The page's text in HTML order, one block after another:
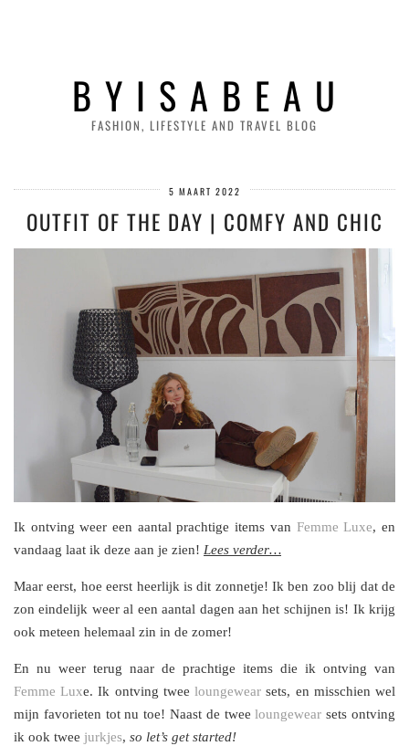
B Y I S A B E A U
FASHION, LIFESTYLE AND TRAVEL BLOG
5 MAART 2022
OUTFIT OF THE DAY | COMFY AND CHIC
Ik ontving weer een aantal prachtige items van Femme Luxe, en
vandaag laat ik deze aan je zien! Lees verder…
Maar eerst, hoe eerst heerlijk is dit zonnetje! Ik ben zoo blij dat de
zon eindelijk weer al een aantal dagen aan het schijnen is! Ik krijg
ook meteen helemaal zin in de zomer!
En nu weer terug naar de prachtige items die ik ontving van
Femme Luxe. Ik ontving tweeloungewear sets, en misschien wel
mijn favorieten tot nu toe! Naast de tweeloungewear sets ontving
ik ook twee jurkjes, so let’s get started!